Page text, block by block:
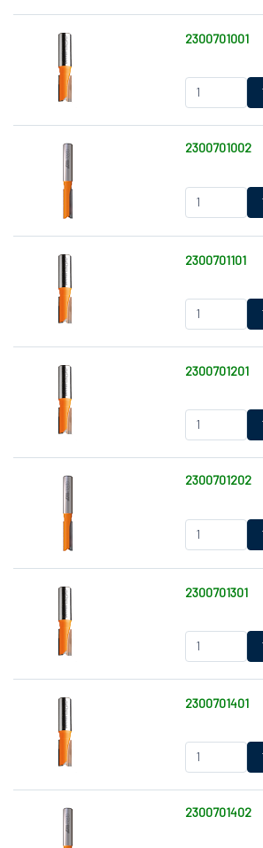
2300701001
2300701002
2300701101
2300701201
2300701202
2300701301
2300701401
2300701402